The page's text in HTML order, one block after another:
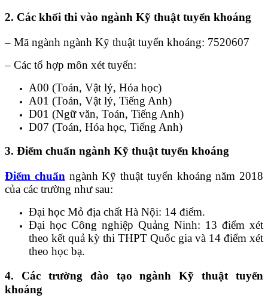
2. Các khối thi vào ngành Kỹ thuật tuyển khoáng
– Mã ngành ngành Kỹ thuật tuyển khoáng: 7520607
– Các tổ hợp môn xét tuyển:
A00 (Toán, Vật lý, Hóa học)
A01 (Toán, Vật lý, Tiếng Anh)
D01 (Ngữ văn, Toán, Tiếng Anh)
D07 (Toán, Hóa học, Tiếng Anh)
3. Điểm chuẩn ngành Kỹ thuật tuyển khoáng
Điểm chuẩn ngành Kỹ thuật tuyển khoáng năm 2018
của các trường như sau:
Đại học Mỏ địa chất Hà Nội: 14 điểm.
Đại học Công nghiệp Quảng Ninh: 13 điểm xét
theo kết quả kỳ thi THPT Quốc gia và 14 điểm xét
theo học bạ.
4. Các trường đào tạo ngành Kỹ thuật tuyển
khoáng